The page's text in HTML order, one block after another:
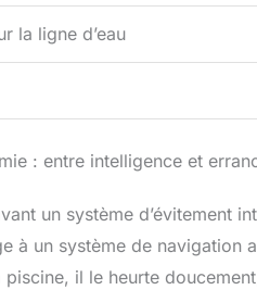
la ligne d’eau
: entre intelligence et
un système d’évitement
à un système de navigation
il le heurte